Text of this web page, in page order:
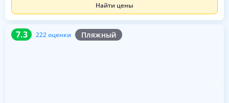
Найти цены
7.3 222 оценки Пляжный
7.3 222 оценки